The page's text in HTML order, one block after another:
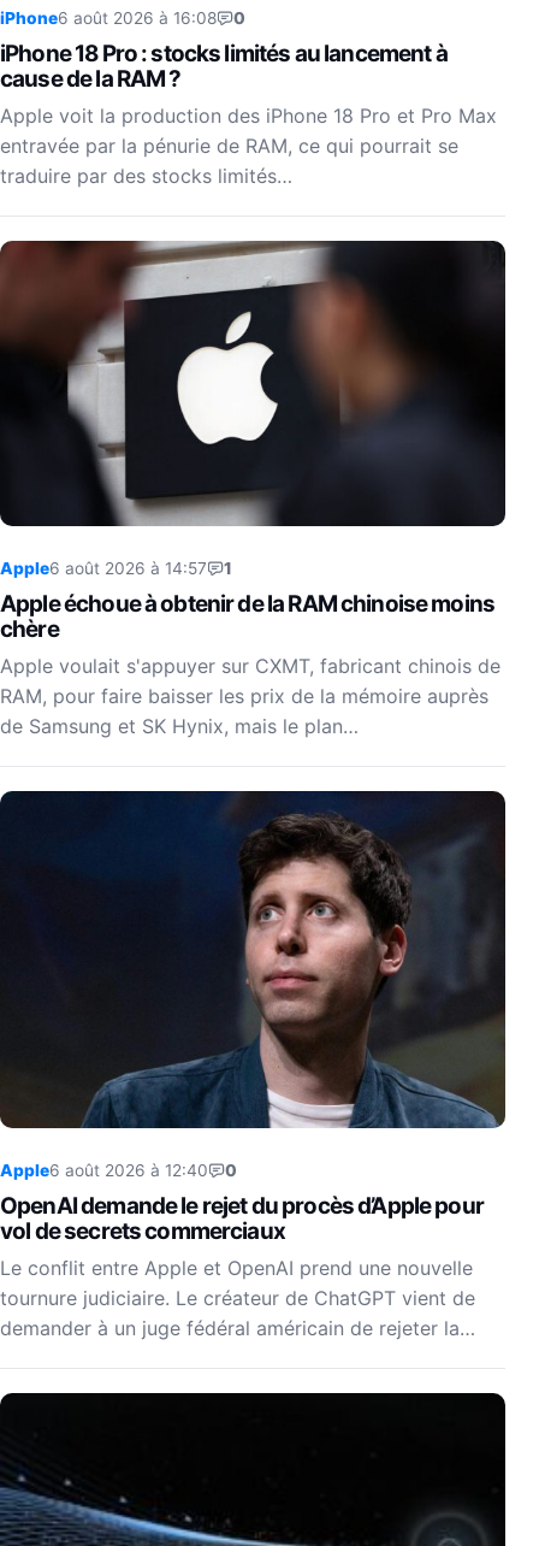
iPhone6 août 2026 à 16:08 0
iPhone 18 Pro : stocks limités au lancement à
cause de la RAM ?
Apple voit la production des iPhone 18 Pro et Pro Max
entravée par la pénurie de RAM, ce qui pourrait se
traduire par des stocks limités…
Apple6 août 2026 à 14:57 1
Apple échoue à obtenir de la RAM chinoise moins
chère
Apple voulait s'appuyer sur CXMT, fabricant chinois de
RAM, pour faire baisser les prix de la mémoire auprès
de Samsung et SK Hynix, mais le plan…
Apple6 août 2026 à 12:40 0
OpenAI demande le rejet du procès d’Apple pour
vol de secrets commerciaux
Le conflit entre Apple et OpenAI prend une nouvelle
tournure judiciaire. Le créateur de ChatGPT vient de
demander à un juge fédéral américain de rejeter la…